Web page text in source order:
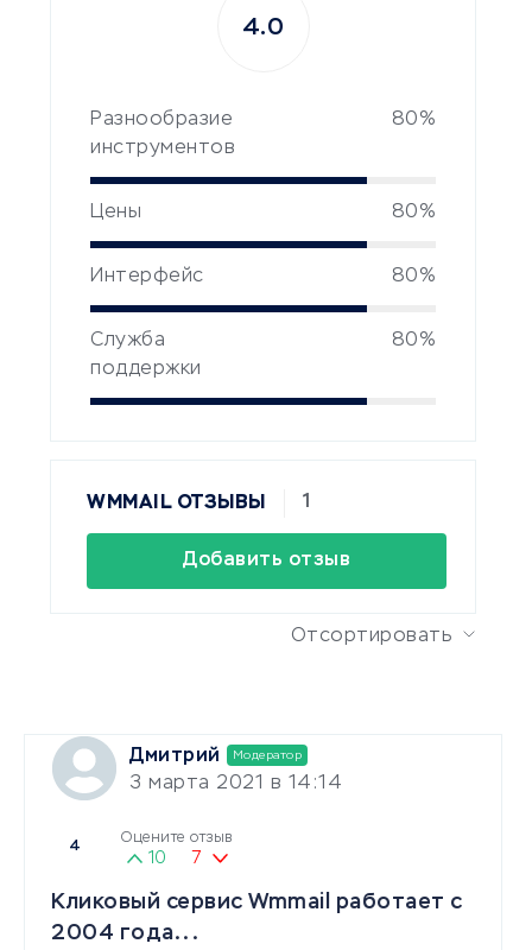
Разнообразие
инструментов
80%
Цены 80%
Интерфейс 80%
Служба
поддержки
80%
4.0
WMMAIL ОТЗЫВЫ 1
Добавить отзыв
Отсортировать
Дмитрий Модератор
3 марта 2021 в 14:14
4
Оцените отзыв
10 7
Кликовый сервис Wmmail работает с
2004 года...